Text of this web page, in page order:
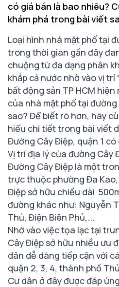
có giá bán là bao nhiêu?
khám phá trong bài viết
Loại hình nhà mặt phố tại
trong thời gian gần đây
chuộng từ đa dạng phân
khắp cả nước nhờ vào vị trí
bất động sản TP HCM
của nhà mặt phố tại
sao? Để biết rõ hơn, hãy
hiểu chi tiết trong bài viết
Đường Cây Điệp, quận 1 có
Vị trí địa lý của đường Cây
Đường Cây Điệp là một
trực thuộc phường Đa
Điệp sở hữu chiều dài
đường khác như: Nguyễn
Thủ, Điện Biên Phủ,...
Nhờ vào việc tọa lạc tại
Cây Điệp sở hữu nhiều ưu
dân dễ dàng tiếp cận với
quận 2, 3, 4, thành phố
Cư dân ở đây được đáp